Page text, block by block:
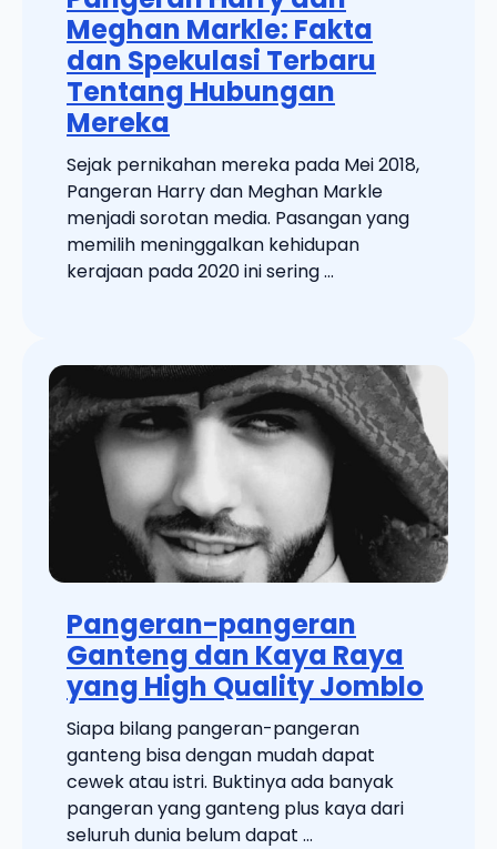
Meghan Markle: Fakta
dan Spekulasi Terbaru
Tentang Hubungan
Mereka
Sejak pernikahan mereka pada Mei 2018,
Pangeran Harry dan Meghan Markle
menjadi sorotan media. Pasangan yang
memilih meninggalkan kehidupan
kerajaan pada 2020 ini sering ...
Pangeran-pangeran
Ganteng dan Kaya Raya
yang High Quality Jomblo
Siapa bilang pangeran-pangeran
ganteng bisa dengan mudah dapat
cewek atau istri. Buktinya ada banyak
pangeran yang ganteng plus kaya dari
seluruh dunia belum dapat ...